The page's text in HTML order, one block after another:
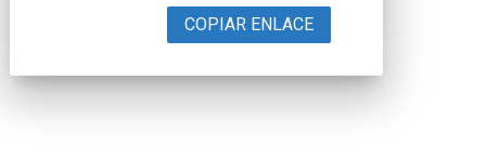
COPIAR ENLACE